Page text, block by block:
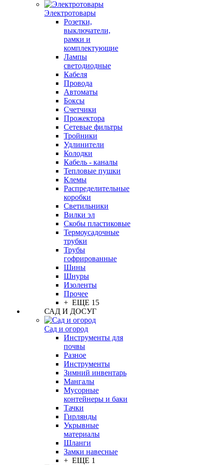
Электротовары
Розетки,
выключатели,
рамки и
комплектующие
Лампы
светодиодные
Кабеля
Провода
Автоматы
Боксы
Счетчики
Прожектора
Сетевые фильтры
Тройники
Удлинители
Колодки
Кабель - каналы
Тепловые пушки
Клемы
Распределительные
коробки
Светильники
Вилки эл
Скобы пластиковые
Термоусадочные
трубки
Трубы
гофрированные
Шины
Шнуры
Изоленты
Прочее
+ ЕЩЕ 15
САД И ДОСУГ
Сад и огород
Инструменты для
почвы
Разное
Инструменты
Зимний инвентарь
Мангалы
Мусорные
контейнеры и баки
Тачки
Гирлянды
Укрывные
материалы
Шланги
Замки навесные
+ ЕЩЕ 1